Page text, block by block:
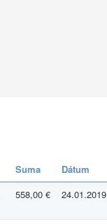
Suma Dátum
558,00 € 24.01.2019